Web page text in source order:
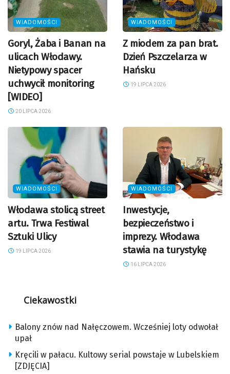
WIADOMOŚCI
Goryl, Żaba i Banan na
ulicach Włodawy.
Nietypowy spacer
uchwycił monitoring
[WIDEO]
20 LIPCA 2026
WIADOMOŚCI
Z miodem za pan brat.
Dzień Pszczelarza w
Hańsku
19 LIPCA 2026
WIADOMOŚCI
Włodawa stolicą street
artu. Trwa Festiwal
Sztuki Ulicy
19 LIPCA 2026
WIADOMOŚCI
Inwestycje,
bezpieczeństwo i
imprezy. Włodawa
stawia na turystykę
16 LIPCA 2026
Ciekawostki
Balony znów nad Nałęczowem. Wcześniej loty odwołał
upał
Kręcili w pałacu. Kultowy serial powstaje w Lubelskiem
[ZDJĘCIA]